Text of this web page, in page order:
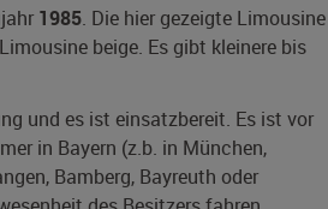
1985. Die hier gezeigte Limousine
beige. Es gibt kleinere bis
und es ist einsatzbereit. Es ist vor
in Bayern (z.b. in München,
Bamberg, Bayreuth oder